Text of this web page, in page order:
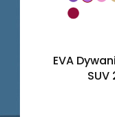
EVA